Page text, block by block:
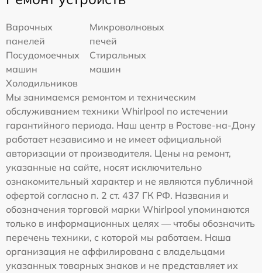
Варочных
панелей
Микроволновых
печей
Посудомоечных
машин
Стиральных
машин
Холодильников
Мы занимаемся ремонтом и техническим
обслуживанием техники Whirlpool по истечении
гарантийного периода. Наш центр в Ростове-на-Дону
работает независимо и не имеет официальной
авторизации от производителя. Цены на ремонт,
указанные на сайте, носят исключительно
ознакомительный характер и не являются публичной
офертой согласно п. 2 ст. 437 ГК РФ. Названия и
обозначения торговой марки Whirlpool упоминаются
только в информационных целях — чтобы обозначить
перечень техники, с которой мы работаем. Наша
организация не аффилирована с владельцами
указанных товарных знаков и не представляет их